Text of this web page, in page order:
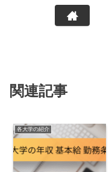
関連記事
各大学の紹介